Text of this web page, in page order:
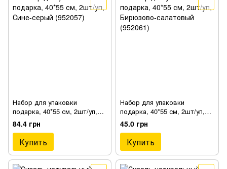
Набор для упаковки
подарка, 40*55 см, 2шт/уп,
Сине-серый (952057)
84.4 грн
Купить
Набор для упаковки
подарка, 40*55 см, 2шт/уп,
Бирюзово-салатовый
(952061)
45.0 грн
Купить